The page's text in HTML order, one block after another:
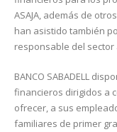
ASAJA, además de
han asistido también
responsable del sector
BANCO SABADELL
financieros dirigidos a
ofrecer, a sus
familiares de primer